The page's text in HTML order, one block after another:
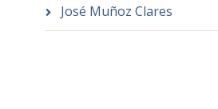
José Muñoz Clares